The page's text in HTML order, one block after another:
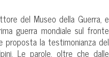
del Museo della Guerra, e
guerra mondiale sul fronte
proposta la testimonianza del
Le parole, oltre che dalle